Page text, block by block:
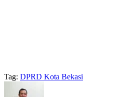
Tag: DPRD Kota Bekasi